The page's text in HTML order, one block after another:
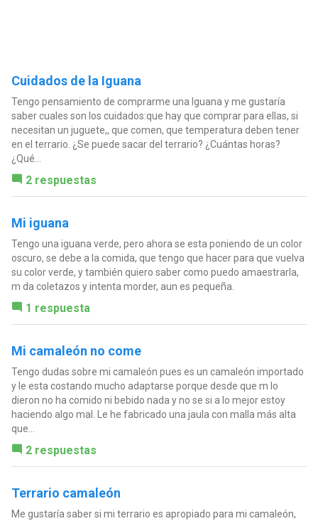
Cuidados de la Iguana
Tengo pensamiento de comprarme una Iguana y me gustaría
saber cuales son los cuidados:que hay que comprar para ellas, si
necesitan un juguete,, que comen, que temperatura deben tener
en el terrario. ¿Se puede sacar del terrario? ¿Cuántas horas?
¿Qué...
2 respuestas
Mi iguana
Tengo una iguana verde, pero ahora se esta poniendo de un color
oscuro, se debe a la comida, que tengo que hacer para que vuelva
su color verde, y también quiero saber como puedo amaestrarla,
m da coletazos y intenta morder, aun es pequeña.
1 respuesta
Mi camaleón no come
Tengo dudas sobre mi camaleón pues es un camaleón importado
y le esta costando mucho adaptarse porque desde que m lo
dieron no ha comido ni bebido nada y no se si a lo mejor estoy
haciendo algo mal. Le he fabricado una jaula con malla más alta
que...
2 respuestas
Terrario camaleón
Me gustaría saber si mi terrario es apropiado para mi camaleón,